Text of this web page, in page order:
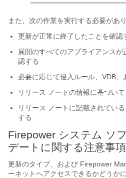
また、次の作業を実行する必要があり
更新が正常に終了したことを確認
展開のすべてのアプライアンス
認する
必要に応じて侵入ルール、VDB
リリース ノートの情報に基づい
リリース ノートに記載されてい
する
Firepower システム ソ
デートに関する注意事項
更新のタイプ、および Firepower
ーネットへアクセスできるかどうかに